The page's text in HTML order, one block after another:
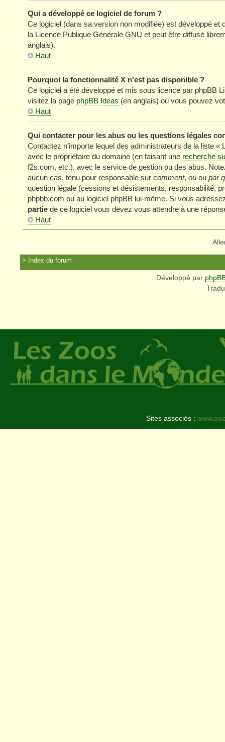
Qui a développé ce logiciel de forum ?
Ce logiciel (dans sa version non modifiée) est développé et
la Licence Publique Générale GNU et peut être diffusé
anglais).
Haut
Pourquoi la fonctionnalité X n’est pas disponible ?
Ce logiciel a été développé et mis sous licence par phpBB
visitez la page phpBB Ideas (en anglais) où vous pouvez
Haut
Qui contacter pour les abus ou les questions légales
Contactez n’importe lequel des administrateurs de la liste
avec le propriétaire du domaine (en faisant une recherche
f2s.com, etc.), avec le service de gestion ou des abus.
aucun cas, tenu pour responsable sur comment, où ou par
question légale (cessions et désistements, responsabilité,
phpbb.com ou au logiciel phpBB lui-même. Si vous
partie de ce logiciel vous devez vous attendre à une
Haut
Index du forum
Développé par
Sites associés :